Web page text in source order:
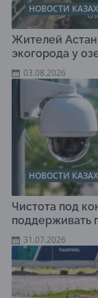
НОВОСТИ
Жителей
экогорода у
03.08.2026
НОВОСТИ
Чистота под
поддерживать
31.07.2026